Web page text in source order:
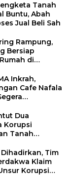
Tanah
Buntu, Abah
Jual Beli Sah
Rampung,
Bersiap
di
Inkrah,
Cafe Nafala
Dua
Korupsi
Tanah
Tim
Klaim
Korupsi